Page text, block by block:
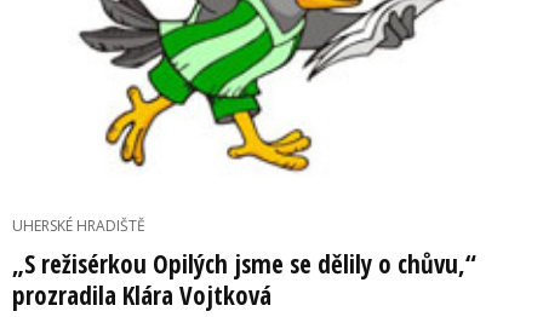
UHERSKÉ HRADIŠTĚ
„S režisérkou Opilých jsme se dělily o chůvu,“
prozradila Klára Vojtková